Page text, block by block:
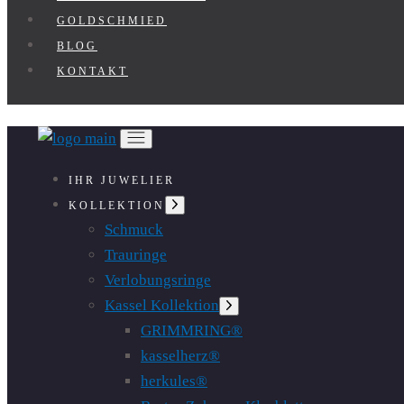
GOLDSCHMIED
BLOG
KONTAKT
IHR JUWELIER
KOLLEKTION
Untermenü
anzeigen
Schmuck
Trauringe
Verlobungsringe
Kassel Kollektion Untermenü
anzeigen
GRIMMRING®
kasselherz®
herkules®